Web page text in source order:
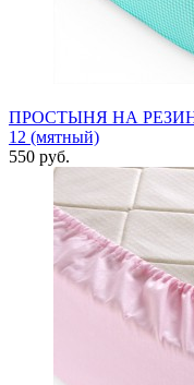
ПРОСТЫНЯ НА РЕЗИНКЕ
12 (мятный)
550 руб.